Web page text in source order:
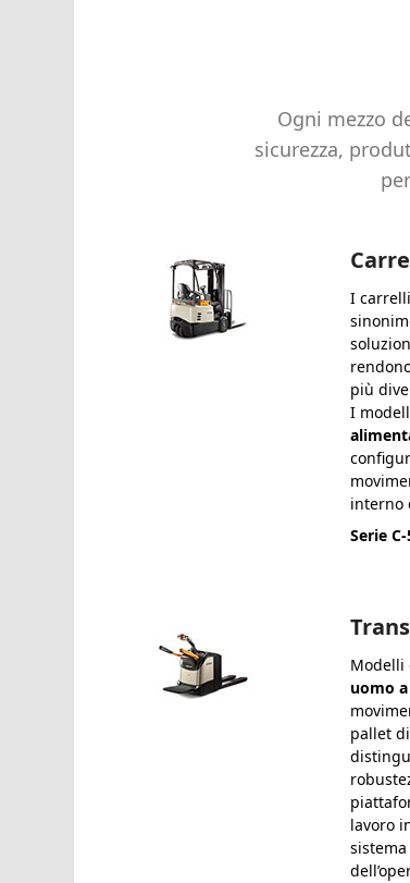
Ogni mezzo
sicurezza,
I
più
I
interno
Serie
Modelli
uomo
pallet
lavoro